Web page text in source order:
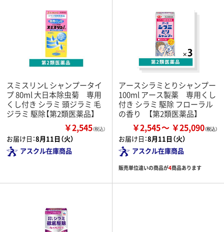
スミスリンL シャンプータイ
プ 80ml 大日本除虫菊 専用
くし付き シラミ 頭ジラミ 毛
ジラミ 駆除【第2類医薬品】
￥2,545（税込）
お届け日：8月11日（火）
アスクル在庫商品
アースシラミとりシャンプー
100ml アース製薬 専用くし
付き シラミ 駆除 フローラル
の香り 【第2類医薬品】
￥2,545 ￥25,090
お届け日：8月11日（火）
アスクル在庫商品
販売単位違いの商品が4商品あります